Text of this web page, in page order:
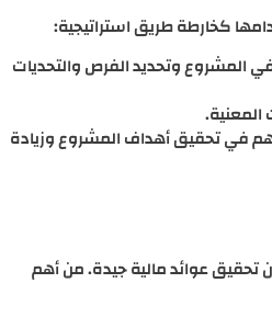
كخارطة طريق استراتيجية:
المشروع وتحديد الفرص والتحديات
المعنية.
في تحقيق أهداف المشروع وزيادة
تحقيق عوائد مالية جيدة. من أهم